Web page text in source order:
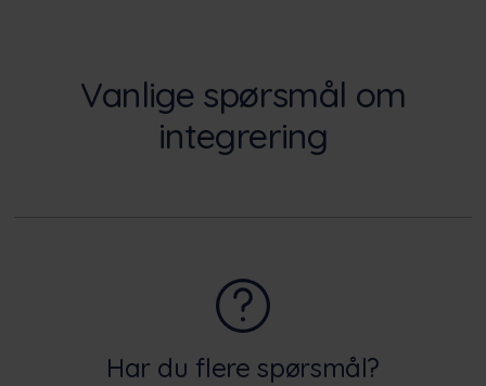
Vanlige spørsmål om
integrering
Har du flere spørsmål?